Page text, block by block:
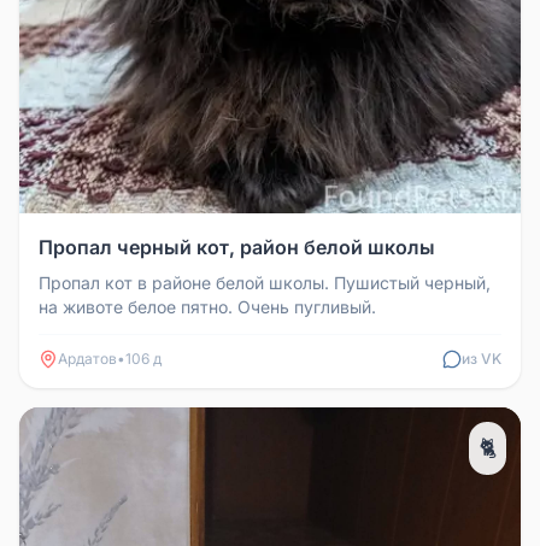
Пропал черный кот, район белой школы
Пропал кот в районе белой школы. Пушистый черный,
на животе белое пятно. Очень пугливый.
Ардатов•106 д из VK
🐈